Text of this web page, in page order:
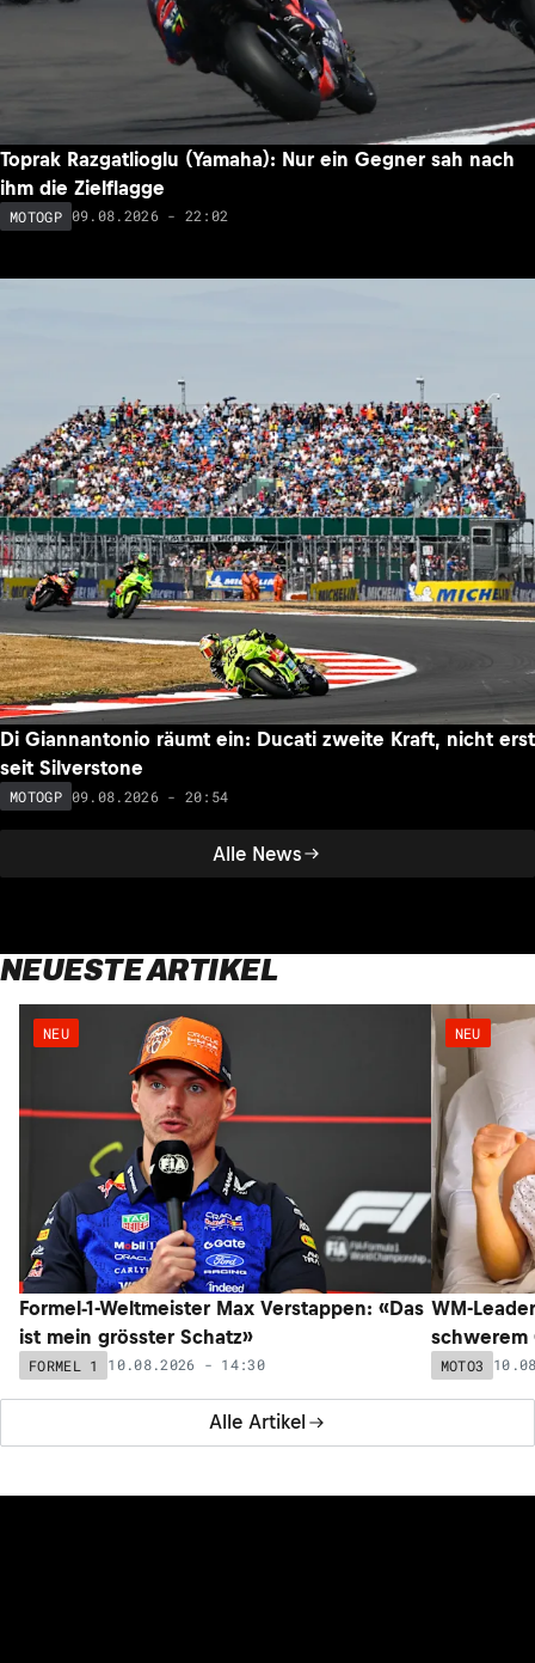
Alle News
Toprak Razgatlioglu (Yamaha): Nur ein Gegner sah nach
ihm die Zielflagge
MOTOGP 09.08.2026 - 22:02
Di Giannantonio räumt ein: Ducati zweite Kraft, nicht erst
seit Silverstone
MOTOGP 09.08.2026 - 20:54
NEUESTE ARTIKEL
Alle Artikel
NEU
Formel-1-Weltmeister Max Verstappen: «Das
ist mein grösster Schatz»
FORMEL 1 10.08.2026 - 14:30
NEU
WM-
schwerem
MOTO3